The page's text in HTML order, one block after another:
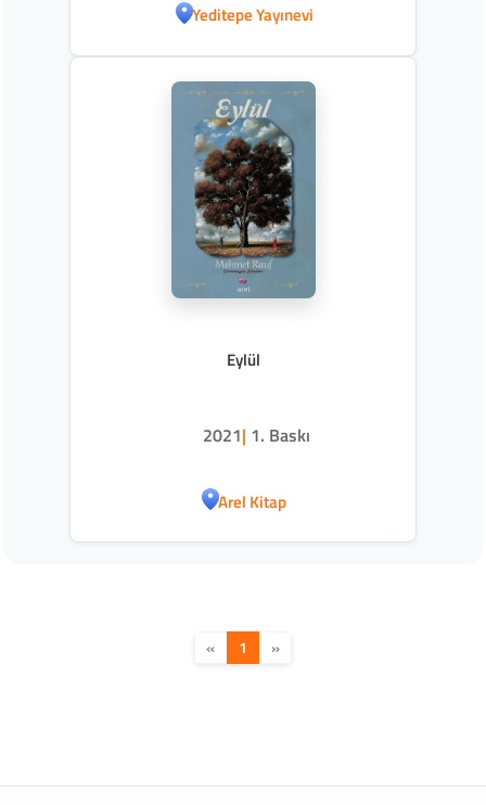
Yeditepe Yayınevi
Eylül
2021| 1. Baskı
Arel Kitap
« 1 »